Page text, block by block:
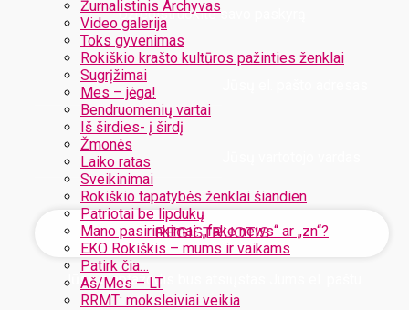
Žurnalistinis Archyvas
Video galerija
Toks gyvenimas
Rokiškio krašto kultūros pažinties ženklai
Sugrįžimai
Mes – jėga!
Bendruomenių vartai
Iš širdies- į širdį
Žmonės
Laiko ratas
Sveikinimai
Rokiškio tapatybės ženklai šiandien
Patriotai be lipdukų
Mano pasirinkimai: „fake news“ ar „zn“?
EKO Rokiškis – mums ir vaikams
Patirk čia…
Aš/Mes – LT
RRMT: moksleiviai veikia
Užregistruokite savo paskyrą
Jūsų slaptažodis bus atsiųstas Jums el. paštu